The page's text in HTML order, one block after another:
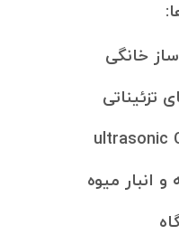
خانگی
تزئیناتی
ultrasonic
و انبار میوه